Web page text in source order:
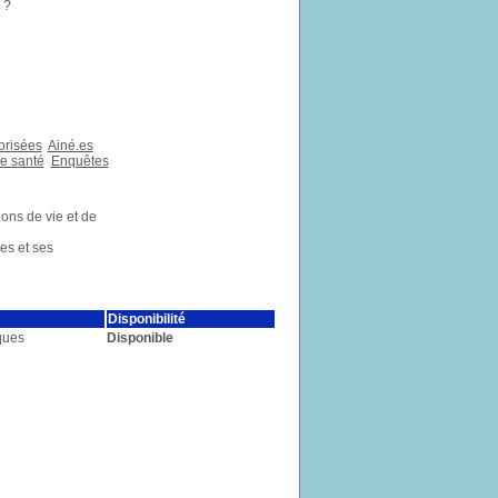
?
Ainé.es
santé
Enquêtes
de vie et de
et ses
Disponibilité
Disponible